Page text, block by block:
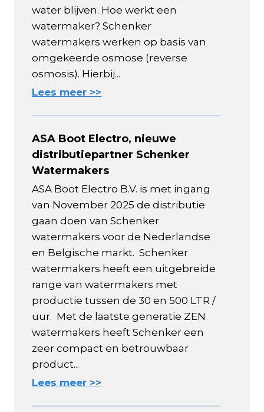
water blijven. Hoe werkt een
watermaker? Schenker
watermakers werken op basis van
omgekeerde osmose (reverse
osmosis). Hierbij...
Lees meer >>
ASA Boot Electro, nieuwe
distributiepartner Schenker
Watermakers
ASA Boot Electro B.V. is met ingang
van November 2025 de distributie
gaan doen van Schenker
watermakers voor de Nederlandse
en Belgische markt. Schenker
watermakers heeft een uitgebreide
range van watermakers met
productie tussen de 30 en 500 LTR /
uur. Met de laatste generatie ZEN
watermakers heeft Schenker een
zeer compact en betrouwbaar
product...
Lees meer >>